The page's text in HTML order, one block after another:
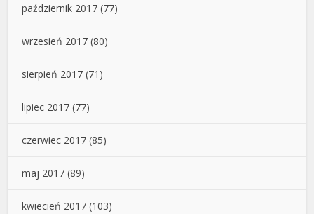
październik 2017 (77)
wrzesień 2017 (80)
sierpień 2017 (71)
lipiec 2017 (77)
czerwiec 2017 (85)
maj 2017 (89)
kwiecień 2017 (103)